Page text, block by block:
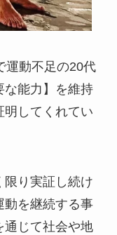
運動不足の20代
な能力】を維持
明してくれてい
限り実証し続け
動を継続する事
通じて社会や地